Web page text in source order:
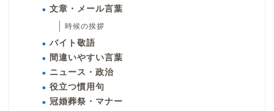
文章・メール言葉
時候の挨拶
バイト敬語
間違いやすい言葉
ニュース・政治
役立つ慣用句
冠婚葬祭・マナー